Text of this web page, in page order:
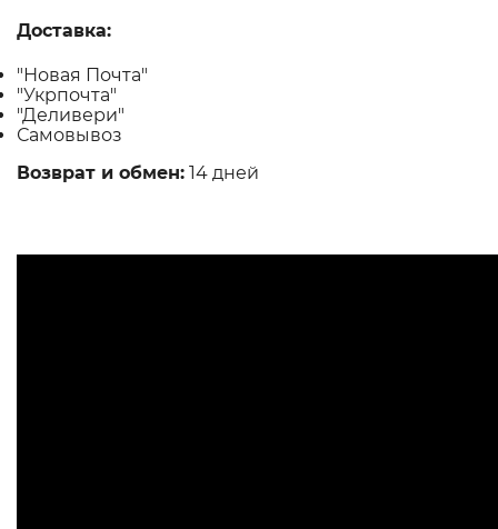
Доставка:
"Новая Почта"
"Укрпочта"
"Деливери"
Самовывоз
Возврат и обмен: 14 дней